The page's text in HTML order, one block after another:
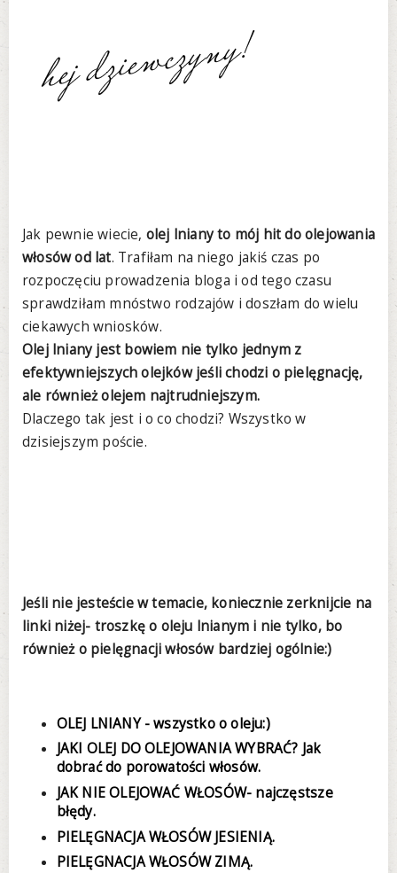
Jak pewnie wiecie, olej lniany to mój hit do olejowania
włosów od lat. Trafiłam na niego jakiś czas po
rozpoczęciu prowadzenia bloga i od tego czasu
sprawdziłam mnóstwo rodzajów i doszłam do wielu
ciekawych wniosków.
Olej lniany jest bowiem nie tylko jednym z
efektywniejszych olejków jeśli chodzi o pielęgnację,
ale również olejem najtrudniejszym.
Dlaczego tak jest i o co chodzi? Wszystko w
dzisiejszym poście.
Jeśli nie jesteście w temacie, koniecznie zerknijcie na
linki niżej- troszkę o oleju lnianym i nie tylko, bo
również o pielęgnacji włosów bardziej ogólnie:)
OLEJ LNIANY - wszystko o oleju:)
JAKI OLEJ DO OLEJOWANIA WYBRAĆ? Jak
dobrać do porowatości włosów.
JAK NIE OLEJOWAĆ WŁOSÓW- najczęstsze
błędy.
PIELĘGNACJA WŁOSÓW JESIENIĄ.
PIELĘGNACJA WŁOSÓW ZIMĄ.